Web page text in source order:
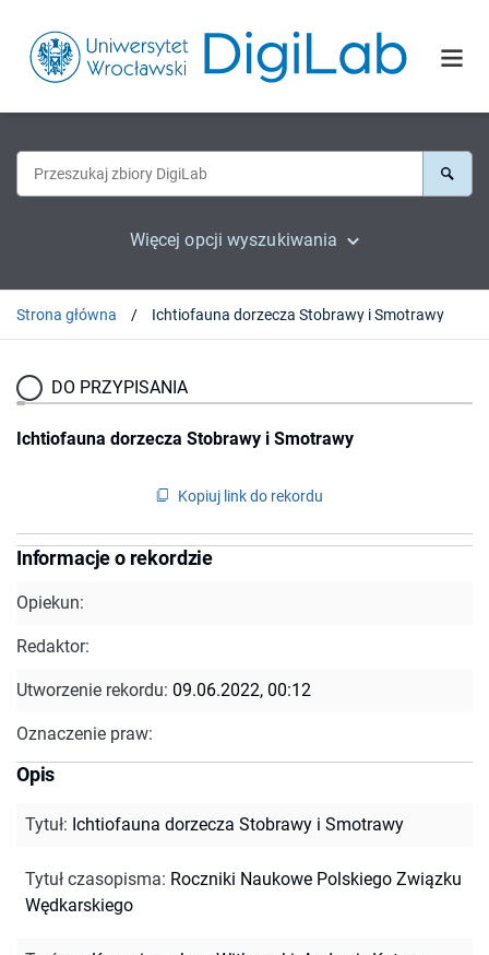
Więcej opcji wyszukiwania
Strona główna Ichtiofauna dorzecza Stobrawy i Smotrawy
DO PRZYPISANIA
Ichtiofauna dorzecza Stobrawy i Smotrawy
Kopiuj link do rekordu
Informacje o rekordzie
Opiekun:
Redaktor:
Utworzenie rekordu: 09.06.2022, 00:12
Oznaczenie praw:
Opis
Tytuł: Ichtiofauna dorzecza Stobrawy i Smotrawy
Tytuł czasopisma: Roczniki Naukowe Polskiego Związku
Wędkarskiego